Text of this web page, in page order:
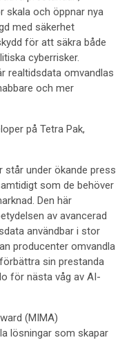
skala och öppnar nya
med säkerhet
för att säkra både
cyberrisker.
realtidsdata omvandlas
och mer
på Tetra Pak,
står under ökande press
som de behöver
Den här
av avancerad
användbar i stor
producenter omvandla
sin prestanda
för nästa våg av AI-
(MIMA)
lösningar som skapar